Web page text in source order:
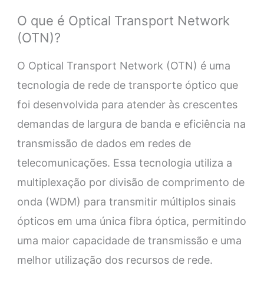
O que é Optical Transport Network
(OTN)?
O Optical Transport Network (OTN) é uma
tecnologia de rede de transporte óptico que
foi desenvolvida para atender às crescentes
demandas de largura de banda e eficiência na
transmissão de dados em redes de
telecomunicações. Essa tecnologia utiliza a
multiplexação por divisão de comprimento de
onda (WDM) para transmitir múltiplos sinais
ópticos em uma única fibra óptica, permitindo
uma maior capacidade de transmissão e uma
melhor utilização dos recursos de rede.